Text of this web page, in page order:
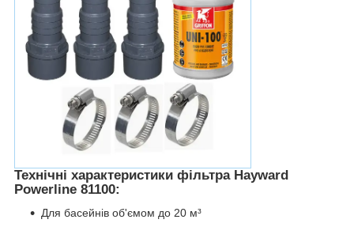
Технічні характеристики фільтра Hayward
Powerline 81100:
Для басейнів об'ємом до 20 м³